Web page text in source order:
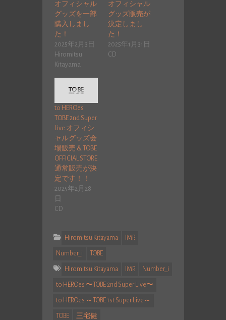
オフィシャル
グッズを一部
購入しまし
た！
2025年2月3日
Hiromitsu
Kitayama
オフィシャル
グッズ販売が
決定しまし
た！
2025年1月31日
CD
to HEROes
TOBE 2nd Super
Live オフィシ
ャルグッズ会
場販売＆TOBE
OFFICIAL STORE
通常販売が決
定です！！
2025年2月28
日
CD
Hiromitsu Kitayama IMP.
Number_i TOBE
Hiromitsu Kitayama IMP. Number_i
to HEROes 〜TOBE 2nd Super Live〜
to HEROes ～TOBE 1st Super Live～
TOBE 三宅健